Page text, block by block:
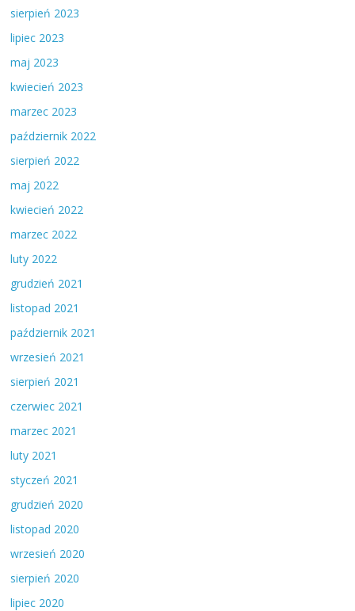
sierpień 2023
lipiec 2023
maj 2023
kwiecień 2023
marzec 2023
październik 2022
sierpień 2022
maj 2022
kwiecień 2022
marzec 2022
luty 2022
grudzień 2021
listopad 2021
październik 2021
wrzesień 2021
sierpień 2021
czerwiec 2021
marzec 2021
luty 2021
styczeń 2021
grudzień 2020
listopad 2020
wrzesień 2020
sierpień 2020
lipiec 2020